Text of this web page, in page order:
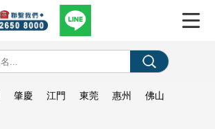
肇慶 江門 東莞 惠州 佛山